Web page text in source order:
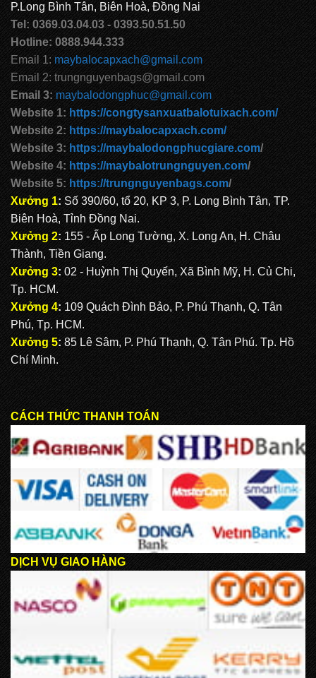
P.Long Bình Tân, Biên Hoà, Đồng Nai
Tel: 0369.03.04.03 - 0393.50.51.50
Hotline: 0888.944.333
Email 1: maybalocapxach@gmail.com
Email 2: trungnguyenbags@gmail.com
Email 3: maybalodongphuc@gmail.com
Website 1: https://congtysanxuatbalotuixach.com/
Website 2: https://maybalocapxach.com/
Website 3: https://maybalodongphucgiare.com/
Website 4: https://maybalotrungnguyen.com/
Website 5: https://trungnguyenbags.com/
Xưởng 1: Số 390/60, tổ 20, KP 3, P. Long Bình Tân, TP.
Biên Hoà, Tỉnh Đồng Nai.
Xưởng 2: 155 - Ấp Long Tường, X. Long An, H. Châu
Thành, Tiền Giang.
Xưởng 3: 02 - Huỳnh Thị Quyến, Xã Bình Mỹ, H. Củ Chi,
Tp. HCM.
Xưởng 4: 109 Quách Đình Bảo, P. Phú Thạnh, Q. Tân
Phú, Tp. HCM.
Xưởng 5: 85 Lê Sâm, P. Phú Thạnh, Q. Tân Phú. Tp. Hồ
Chí Minh.
CÁCH THỨC THANH TOÁN
DỊCH VỤ GIAO HÀNG